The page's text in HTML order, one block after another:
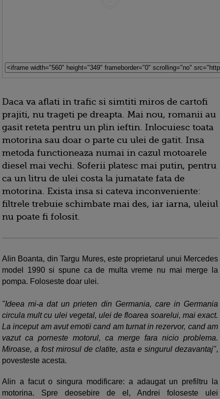
Daca va aflati in trafic si simtiti miros de cartofi
prajiti, nu trageti pe dreapta. Mai nou, romanii au
gasit reteta pentru un plin ieftin. Inlocuiesc toata
motorina sau doar o parte cu ulei de gatit. Insa
metoda functioneaza numai in cazul motoarele
diesel mai vechi. Soferii platesc mai putin, pentru
ca un litru de ulei costa la jumatate fata de
motorina. Exista insa si cateva inconveniente:
filtrele trebuie schimbate mai des, iar iarna, uleiul
nu poate fi folosit.
Alin Boanta, din Targu Mures, este proprietarul unui Mercedes
model 1990 si spune ca de multa vreme nu mai merge la
pompa. Foloseste doar ulei.
"Ideea mi-a dat un prieten din Germania, care in Germania
circula mult cu ulei vegetal, ulei de floarea soarelui, mai exact.
La inceput am avut emotii cand am turnat in rezervor, cand am
vazut ca porneste motorul, ca merge fara nicio problema.
Miroase, a fost mirosul de clatite, asta e singurul dezavantaj",
povesteste acesta.
Alin a facut o singura modificare: a adaugat un prefiltru la
motorina. Spre deosebire de el, Andrei foloseste ulei